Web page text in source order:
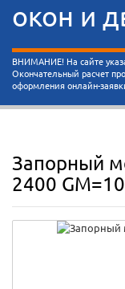
окон и
ВНИМАНИЕ! На сайте
Окончательный расчет
оформления онлайн-
Запорный
2400